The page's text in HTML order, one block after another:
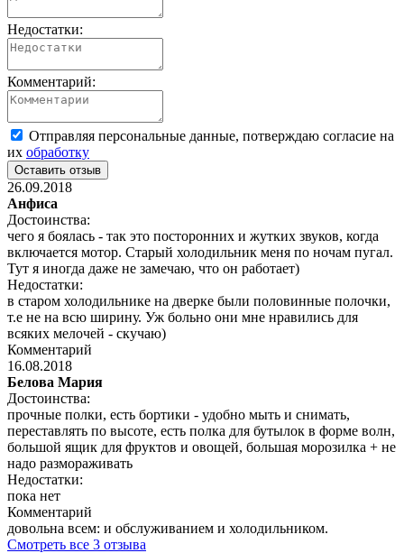
Недостатки:
Комментарий:
Отправляя персональные данные, потверждаю согласие на
их обработку
26.09.2018
Анфиса
Достоинства:
чего я боялась - так это посторонних и жутких звуков, когда
включается мотор. Старый холодильник меня по ночам пугал.
Тут я иногда даже не замечаю, что он работает)
Недостатки:
в старом холодильнике на дверке были половинные полочки,
т.е не на всю ширину. Уж больно они мне нравились для
всяких мелочей - скучаю)
Комментарий
16.08.2018
Белова Мария
Достоинства:
прочные полки, есть бортики - удобно мыть и снимать,
переставлять по высоте, есть полка для бутылок в форме волн,
большой ящик для фруктов и овощей, большая морозилка + не
надо размораживать
Недостатки:
пока нет
Комментарий
довольна всем: и обслуживанием и холодильником.
Смотреть все 3 отзыва